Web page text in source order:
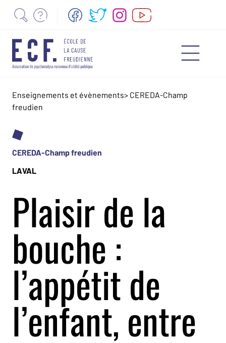
Enseignements et évènements> CEREDA-Champ
freudien
CEREDA-Champ freudien
LAVAL
Plaisir de la
bouche :
l’appétit de
l’enfant, entre